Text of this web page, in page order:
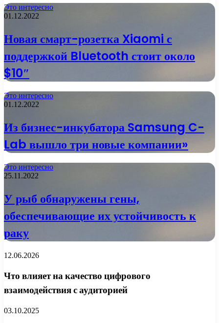
Это интересно
01.12.2022
Новая смарт-розетка Xiaomi с
поддержкой Bluetooth стоит около
$10″
Это интересно
01.12.2022
Из бизнес-инкубатора Samsung C-
Lab вышло три новые компании»
Это интересно
25.11.2022
У рыб обнаружены гены,
обеспечивающие их устойчивость к
раку
12.06.2026
Что влияет на качество цифрового
взаимодействия с аудиторией
03.10.2025